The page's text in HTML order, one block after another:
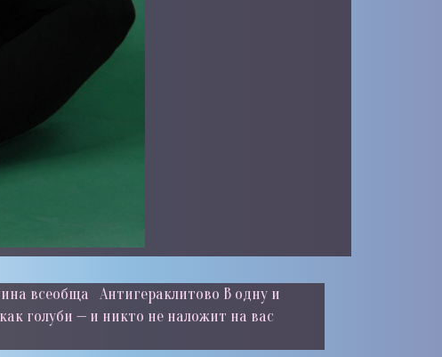
всеобща Антигераклитово В одну и
голуби — и никто не наложит на вас